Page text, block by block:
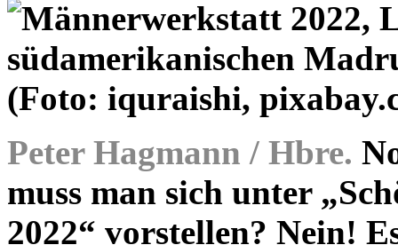
Peter Hagmann / Hbre.
muss man sich unter
2022“ vorstellen? Nein!